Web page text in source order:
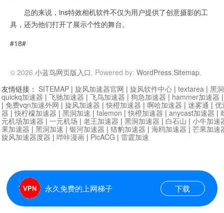
总的来说，ins特效相机软件不仅为用户提供了创意摄影的工
具，还为他们打开了展示个性的舞台。
#18#
© 2026 小蓝鸟网页版入口. Powered by: WordPress.Sitemap.
永久免费的上网梯子 下载
友情链接： SITEMAP | 旋风加速器官网 | 旋风软件中心 | textarea | 黑
quickq加速器 | 飞驰加速器 | 飞鸟加速器 | 狗急加速器 | hammer加速器
| 免费vqn加速外网 | 旋风加速器 |快橙加速器 | 啊哈加速器 | 迷雾通 | 优
器 |快柠檬加速器 | 黑洞加速 | falemon |快橙加速器 | anycast加速器 |
元机场加速器 | 一元机场 | 老王加速器 | 黑洞加速器 | 白石山 | 小牛加速
果加速器 | 黑洞加速 | 银河加速器 | 猎豹加速器 | 海鸥加速器 | 芒果加速
旋风加速器度器 | 哔咔漫画 | PicACG | 雷霆加速